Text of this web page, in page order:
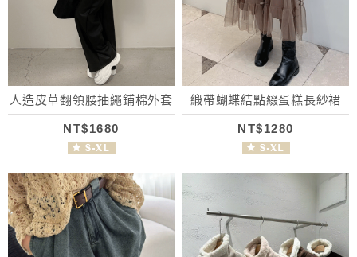
人造皮草翻領腰抽繩鋪棉外套
NT$1680
緞帶蝴蝶結點綴蛋糕長紗裙
NT$1280